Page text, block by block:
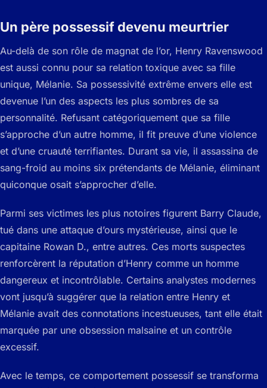
Un père possessif devenu meurtrier
Au-delà de son rôle de magnat de l’or, Henry Ravenswood
est aussi connu pour sa relation toxique avec sa fille
unique, Mélanie. Sa possessivité extrême envers elle est
devenue l’un des aspects les plus sombres de sa
personnalité. Refusant catégoriquement que sa fille
s’approche d’un autre homme, il fit preuve d’une violence
et d’une cruauté terrifiantes. Durant sa vie, il assassina de
sang-froid au moins six prétendants de Mélanie, éliminant
quiconque osait s’approcher d’elle.
Parmi ses victimes les plus notoires figurent Barry Claude,
tué dans une attaque d’ours mystérieuse, ainsi que le
capitaine Rowan D., entre autres. Ces morts suspectes
renforcèrent la réputation d’Henry comme un homme
dangereux et incontrôlable. Certains analystes modernes
vont jusqu’à suggérer que la relation entre Henry et
Mélanie avait des connotations incestueuses, tant elle était
marquée par une obsession malsaine et un contrôle
excessif.
Avec le temps, ce comportement possessif se transforma